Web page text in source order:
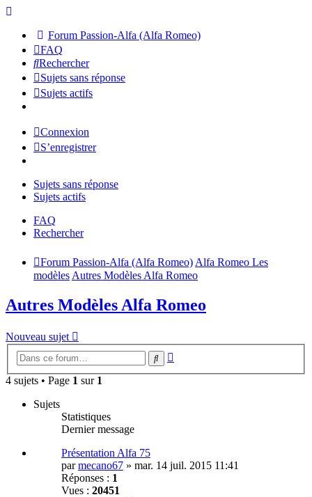
Forum Passion-Alfa (Alfa Romeo)
FAQ
Rechercher
Sujets sans réponse
Sujets actifs
Connexion
S’enregistrer
Sujets sans réponse
Sujets actifs
FAQ
Rechercher
Forum Passion-Alfa (Alfa Romeo)Alfa Romeo Les
modèlesAutres Modèles Alfa Romeo
Autres Modèles Alfa Romeo
Nouveau sujet
Rechercher
4 sujets • Page 1 sur 1
Sujets
Statistiques
Dernier message
Présentation Alfa 75
parmecano67 » mar. 14 juil. 2015 11:41
Réponses : 1
Vues : 20451